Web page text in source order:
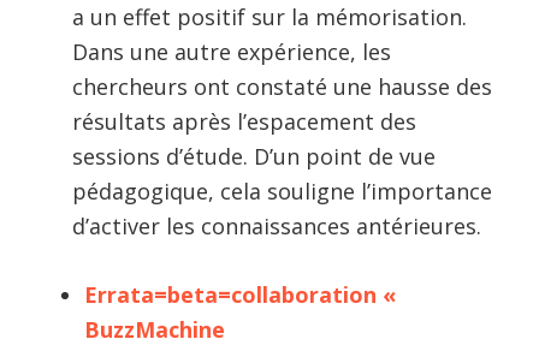
a un effet positif sur la mémorisation.
Dans une autre expérience, les
chercheurs ont constaté une hausse des
résultats après l’espacement des
sessions d’étude. D’un point de vue
pédagogique, cela souligne l’importance
d’activer les connaissances antérieures.
Errata=beta=collaboration «
BuzzMachine